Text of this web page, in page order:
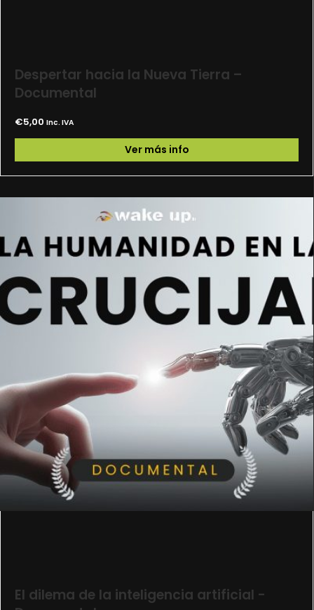
Despertar hacia la Nueva Tierra –
Documental
€5,00 Inc. IVA
Ver más info
El dilema de la inteligencia artificial -